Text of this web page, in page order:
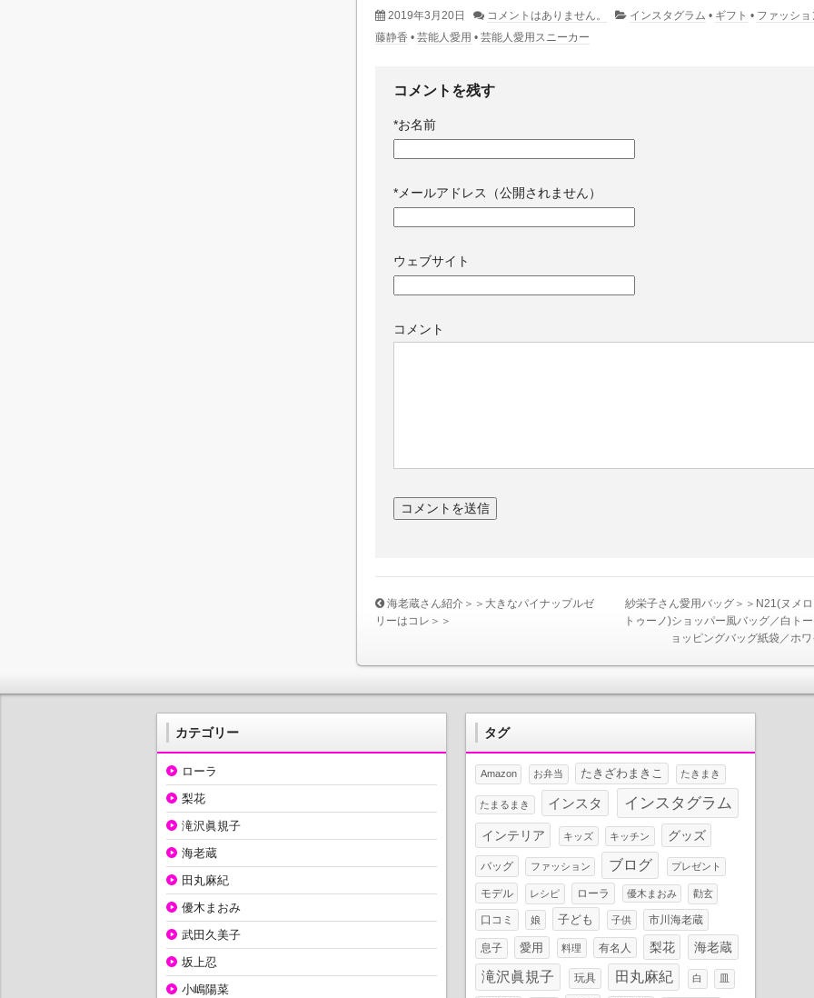
2019年3月20日 コメントはありません。 インスタグラム • ギフト • ファッショ
藤静香 • 芸能人愛用 • 芸能人愛用スニーカー
コメントを残す
*お名前
* メールアドレス（公開されません）
ウェブサイト
コメント
海老蔵さん紹介＞＞大きなパイナップルゼ
リーはコレ＞＞
紗栄子さん愛用バッグ＞＞N21(ヌメ
トゥーノ)ショッパー風バッグ／白ト
ョッピングバッグ紙袋／ホ
カテゴリー
ローラ
梨花
滝沢眞規子
海老蔵
田丸麻紀
優木まおみ
武田久美子
坂上忍
小嶋陽菜
タグ
Amazon お弁当 たきざわまきこ たきまき
たまるまき インスタ インスタグラム
インテリア キッズ キッチン グッズ
バッグ ファッション ブログ プレゼント
モデル レシピ ローラ 優木まおみ 勸玄
口コミ 娘 子ども 子供 市川海老蔵
息子 愛用 料理 有名人 梨花 海老蔵
滝沢眞規子 玩具 田丸麻紀 白